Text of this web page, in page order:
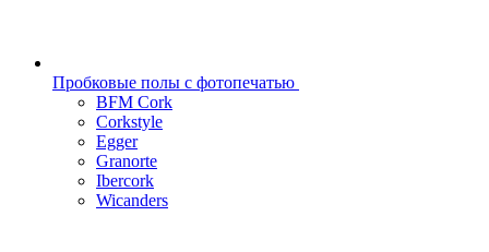
Пробковые полы с фотопечатью
BFM Cork
Corkstyle
Egger
Granorte
Ibercork
Wicanders